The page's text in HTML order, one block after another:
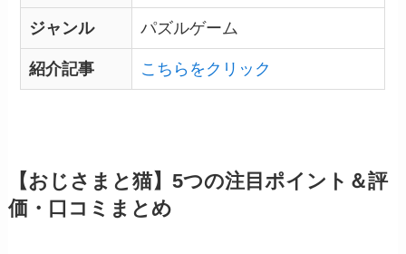
ジャンル パズルゲーム
紹介記事 こちらをクリック
【おじさまと猫】5つの注目ポイント＆評
価・口コミまとめ